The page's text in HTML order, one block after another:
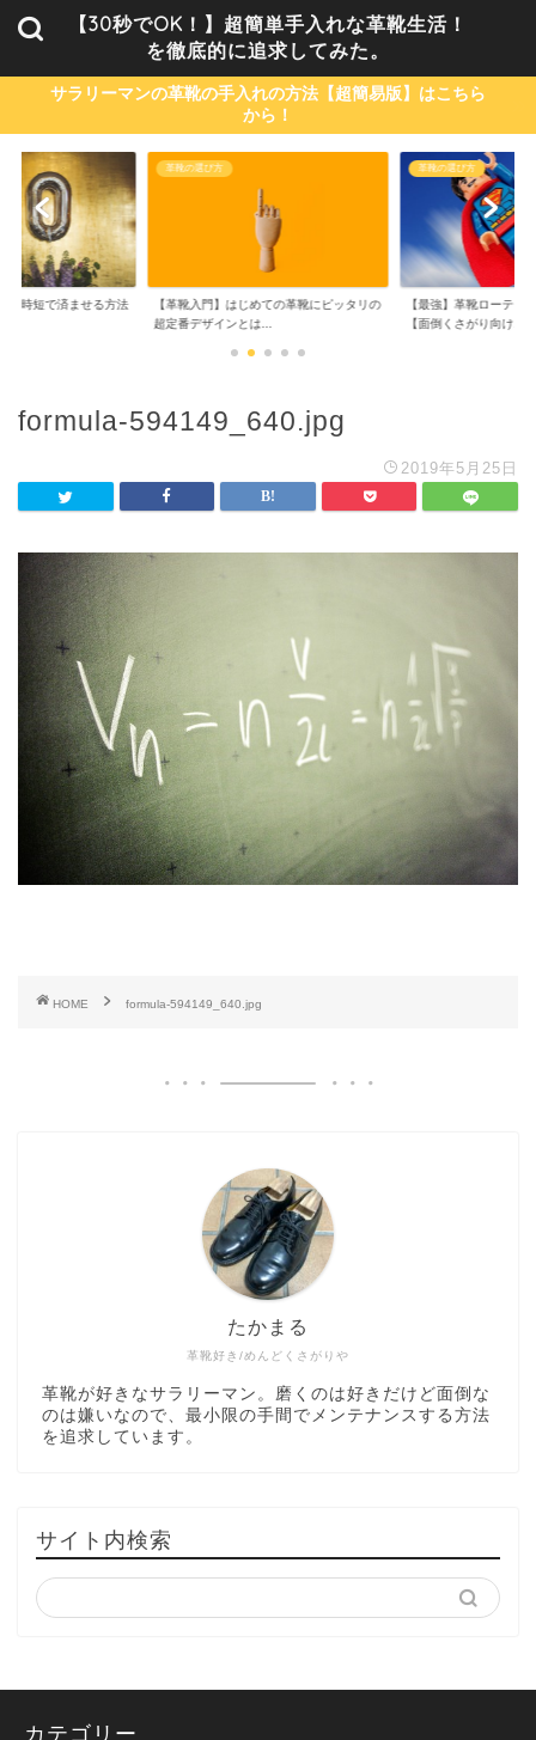
【30秒でOK！】超簡単手入れな革靴生活！
を徹底的に追求してみた。
サラリーマンの革靴の手入れの方法【超簡易版】はこちら
から！
・時短で済ませる方法
革靴の選び方
【革靴入門】はじめての革靴にピッタリの
超定番デザインとは...
革靴の選び方
【最強】革靴ローテー
【面倒くさがり向け...
formula-594149_640.jpg
2019年5月25日
HOME formula-594149_640.jpg
革靴好き/めんどくさがりや
たかまる
革靴が好きなサラリーマン。磨くのは好きだけど面倒な
のは嫌いなので、最小限の手間でメンテナンスする方法
を追求しています。
サイト内検索
カテゴリー